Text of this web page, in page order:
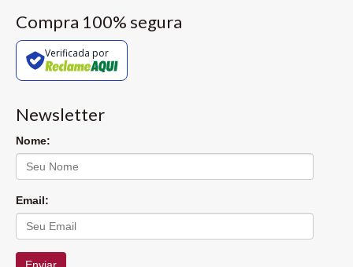
Compra 100% segura
Verificada por
Newsletter
Nome:
Email: